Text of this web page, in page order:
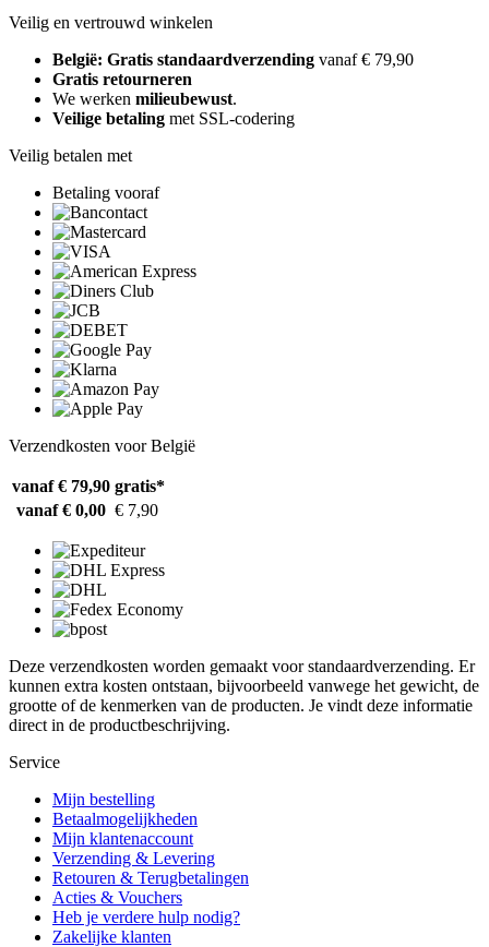
Veilig en vertrouwd winkelen
België: Gratis standaardverzending vanaf € 79,90
Gratis retourneren
We werken milieubewust.
Veilige betaling met SSL-codering
Veilig betalen met
Betaling vooraf
Verzendkosten voor België
vanaf € 79,90 gratis*
vanaf € 0,00 € 7,90
Deze verzendkosten worden gemaakt voor standaardverzending. Er
kunnen extra kosten ontstaan, bijvoorbeeld vanwege het gewicht, de
grootte of de kenmerken van de producten. Je vindt deze informatie
direct in de productbeschrijving.
Service
Mijn bestelling
Betaalmogelijkheden
Mijn klantenaccount
Verzending & Levering
Retouren & Terugbetalingen
Acties & Vouchers
Heb je verdere hulp nodig?
Zakelijke klanten